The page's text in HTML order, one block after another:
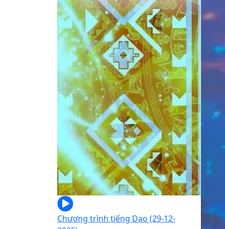
Chương trình tiếng Dao (29-12-